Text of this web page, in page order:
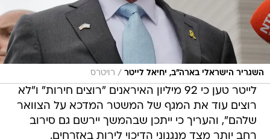
השגריר הישראלי בארה"ב, יחיאל לייטר / רויטרס
לייטר טען כי 92 מיליון האיראנים "רוצים חירות" ו"לא
רוצים עוד את המגף של המשטר המדכא על הצוואר
שלהם", והעריך כי ייתכן שבהמשך יירשם גם סירוב
רחב יותר מצד מנגנוני הדיכוי לירות באזרחים.